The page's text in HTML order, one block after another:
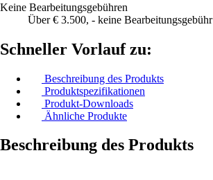
Keine Bearbeitungsgebühren
Über € 3.500, - keine Bearbeitungsgebühr
Schneller Vorlauf zu:
Beschreibung des Produkts
Produktspezifikationen
Produkt-Downloads
Ähnliche Produkte
Beschreibung des Produkts